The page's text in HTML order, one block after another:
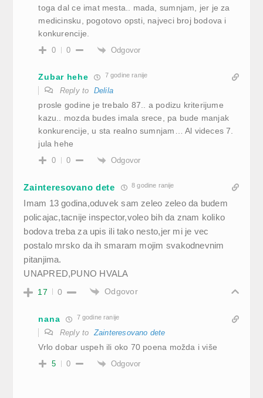
toga dal ce imat mesta.. mada, sumnjam, jer je za
medicinsku, pogotovo opsti, najveci broj bodova i
konkurencije.
0 0 Odgovor
Zubar hehe 7 godine ranije
Reply to Delila
prosle godine je trebalo 87.. a podizu kriterijume
kazu.. mozda budes imala srece, pa bude manjak
konkurencije, u sta realno sumnjam… Al videces 7.
jula hehe
0 0 Odgovor
Zainteresovano dete 8 godine ranije
Imam 13 godina,oduvek sam zeleo zeleo da budem
policajac,tacnije inspector,voleo bih da znam koliko
bodova treba za upis ili tako nesto,jer mi je vec
postalo mrsko da ih smaram mojim svakodnevnim
pitanjima.
UNAPRED,PUNO HVALA
17 0 Odgovor
nana 7 godine ranije
Reply to Zainteresovano dete
Vrlo dobar uspeh ili oko 70 poena možda i više
5 0 Odgovor